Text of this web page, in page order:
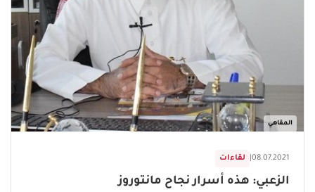
المقاهي
لقاءات 08.07.2021
الزعبي: هذه أسرار نجاح مانتوروز